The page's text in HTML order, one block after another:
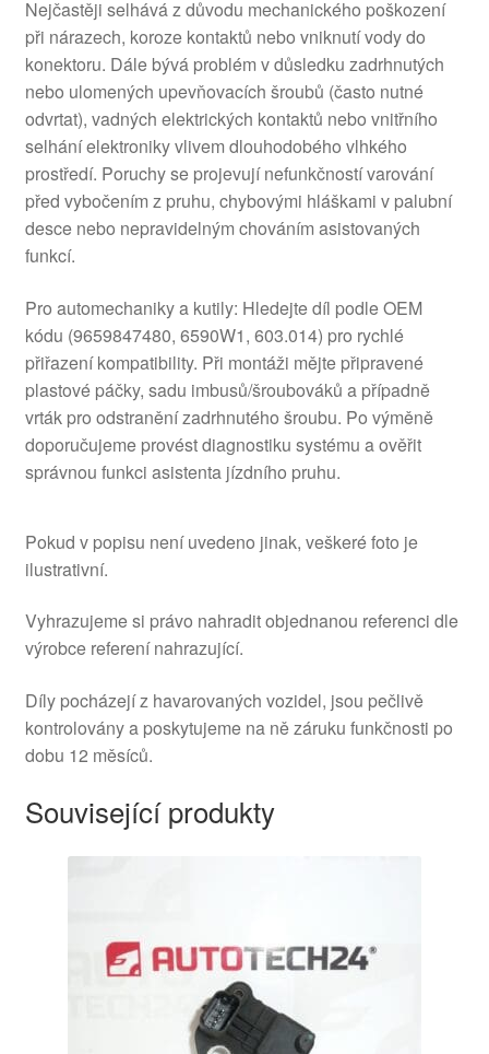
Nejčastěji selhává z důvodu mechanického poškození
při nárazech, koroze kontaktů nebo vniknutí vody do
konektoru. Dále bývá problém v důsledku zadrhnutých
nebo ulomených upevňovacích šroubů (často nutné
odvrtat), vadných elektrických kontaktů nebo vnitřního
selhání elektroniky vlivem dlouhodobého vlhkého
prostředí. Poruchy se projevují nefunkčností varování
před vybočením z pruhu, chybovými hláškami v palubní
desce nebo nepravidelným chováním asistovaných
funkcí.
Pro automechaniky a kutily: Hledejte díl podle OEM
kódu (9659847480, 6590W1, 603.014) pro rychlé
přiřazení kompatibility. Při montáži mějte připravené
plastové páčky, sadu imbusů/šroubováků a případně
vrták pro odstranění zadrhnutého šroubu. Po výměně
doporučujeme provést diagnostiku systému a ověřit
správnou funkci asistenta jízdního pruhu.
Pokud v popisu není uvedeno jinak, veškeré foto je
ilustrativní.
Vyhrazujeme si právo nahradit objednanou referenci dle
výrobce referení nahrazující.
Díly pocházejí z havarovaných vozidel, jsou pečlivě
kontrolovány a poskytujeme na ně záruku funkčnosti po
dobu 12 měsíců.
Související produkty